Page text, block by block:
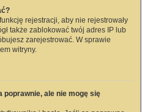
rejestracji, aby nie rejestrowały
także zablokować twój adres IP lub
zarejestrować. W sprawie
witryny.
poprawnie, ale nie mogę się